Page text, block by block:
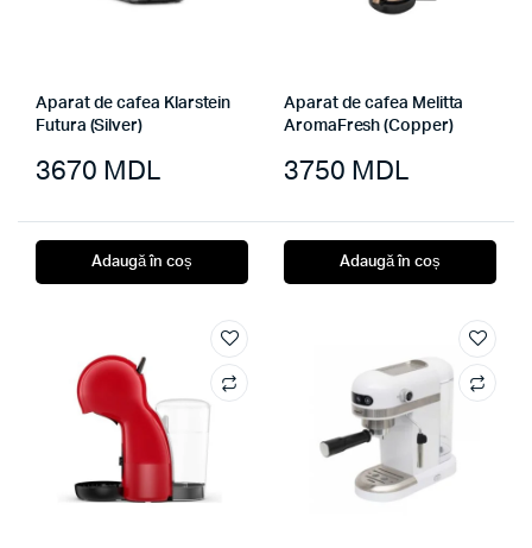
Aparat de cafea Klarstein
Futura (Silver)
3670 MDL
Adaugă în coș
Aparat de cafea Melitta
AromaFresh (Copper)
3750 MDL
Adaugă în coș